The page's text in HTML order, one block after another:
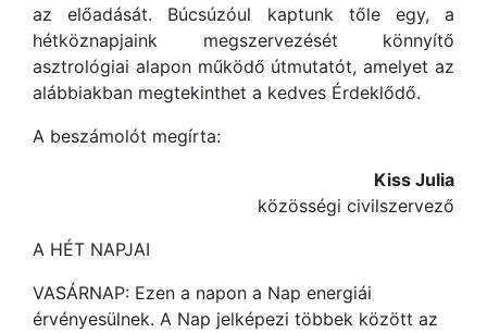
az előadását. Búcsúzóul kaptunk tőle egy, a
hétköznapjaink megszervezését könnyítő
asztrológiai alapon működő útmutatót, amelyet az
alábbiakban megtekinthet a kedves Érdeklődő.
A beszámolót megírta:
Kiss Julia
közösségi civilszervező
A HÉT NAPJAI
VASÁRNAP: Ezen a napon a Nap energiái
érvényesülnek. A Nap jelképezi többek között az